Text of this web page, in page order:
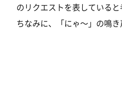
のリクエストを表していると
ちなみに、「にゃ～」の鳴